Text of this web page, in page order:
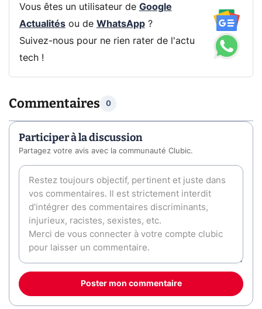
Vous êtes un utilisateur de Google
Actualitésou de WhatsApp?
Suivez-nous pour ne rien rater de l'actu
tech !
Commentaires 0
Participer à la discussion
Partagez votre avis avec la communauté Clubic.
Poster mon commentaire